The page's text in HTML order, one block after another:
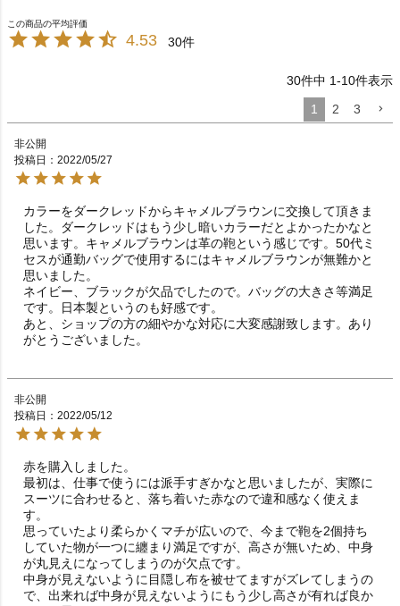
4.53 30
30件中 1-10件表示
1
2 3
非公開
投稿日
2022/05/27
カラーをダークレッドからキャメルブラウンに交換して頂きま
した。ダークレッドはもう少し暗いカラーだとよかったかなと
思います。キャメルブラウンは革の鞄という感じです。50代ミ
セスが通勤バッグで使用するにはキャメルブラウンが無難かと
思いました。
ネイビー、ブラックが欠品でしたので。バッグの大きさ等満足
です。日本製というのも好感です。
あと、ショップの方の細やかな対応に大変感謝致します。あり
がとうございました。
非公開
投稿日
2022/05/12
赤を購入しました。
最初は、仕事で使うには派手すぎかなと思いましたが、実際に
スーツに合わせると、落ち着いた赤なので違和感なく使えま
す。
思っていたより柔らかくマチが広いので、今まで鞄を2個持ち
していた物が一つに纏まり満足ですが、高さが無いため、中身
が丸見えになってしまうのが欠点です。
中身が見えないように目隠し布を被せてますがズレてしまうの
で、出来れば中身が見えないようにもう少し高さが有れば良か